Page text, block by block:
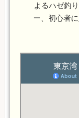
よるハゼ釣
ー、初心者